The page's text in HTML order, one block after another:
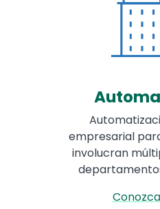
empresarial
involucran